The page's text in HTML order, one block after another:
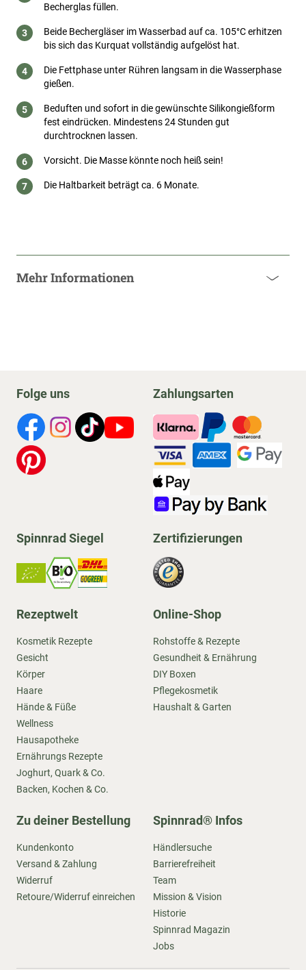
Becherglas füllen.
Beide Bechergläser im Wasserbad auf ca. 105°C erhitzen
bis sich das Kurquat vollständig aufgelöst hat.
Die Fettphase unter Rühren langsam in die Wasserphase
gießen.
Beduften und sofort in die gewünschte Silikongießform
fest eindrücken. Mindestens 24 Stunden gut
durchtrocknen lassen.
Vorsicht. Die Masse könnte noch heiß sein!
Die Haltbarkeit beträgt ca. 6 Monate.
Mehr Informationen
Folge uns Zahlungsarten
Spinnrad Siegel Zertifizierungen
Rezeptwelt
Kosmetik Rezepte
Gesicht
Körper
Haare
Hände & Füße
Wellness
Hausapotheke
Ernährungs Rezepte
Joghurt, Quark & Co.
Backen, Kochen & Co.
Online-Shop
Rohstoffe & Rezepte
Gesundheit & Ernährung
DIY Boxen
Pflegekosmetik
Haushalt & Garten
Zu deiner Bestellung
Kundenkonto
Versand & Zahlung
Widerruf
Retoure/Widerruf einreichen
Spinnrad® Infos
Händlersuche
Barrierefreiheit
Team
Mission & Vision
Historie
Spinnrad Magazin
Jobs